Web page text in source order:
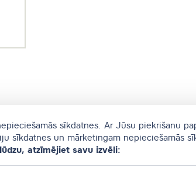
sīkdatnes. Ar Jūsu piekrišanu
sīkdatnes un mārketingam nepieciešamās
atzīmējiet savu izvēli: